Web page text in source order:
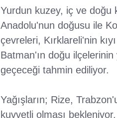
Yurdun kuzey, iç ve doğu
Anadolu'nun doğusu ile
çevreleri, Kırklareli'nin
Batman'ın doğu
geçeceği tahmin ediliyor.
Yağışların; Rize,
kuvvetli olması